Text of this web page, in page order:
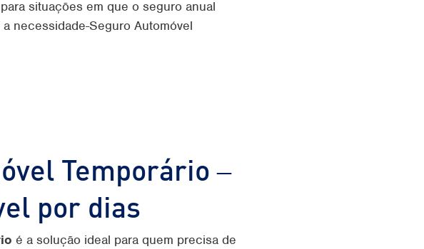
situações em que o seguro anual
necessidade-Seguro Automóvel
Temporário –
por dias
é a solução ideal para quem precisa de